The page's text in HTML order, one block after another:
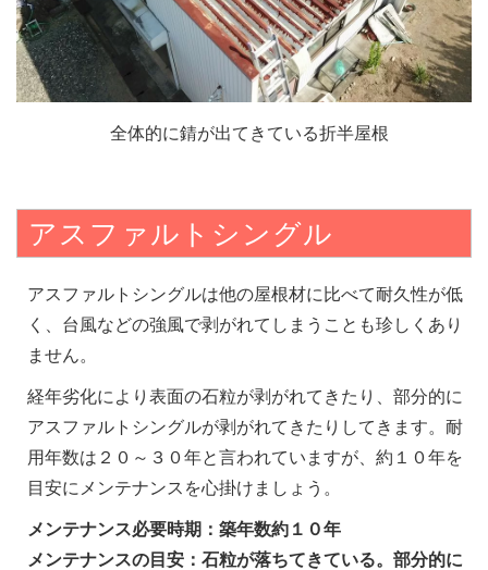
全体的に錆が出てきている折半屋根
アスファルトシングル
アスファルトシングルは他の屋根材に比べて耐久性が低
く、台風などの強風で剥がれてしまうことも珍しくあり
ません。
経年劣化により表面の石粒が剥がれてきたり、部分的に
アスファルトシングルが剥がれてきたりしてきます。耐
用年数は２０～３０年と言われていますが、約１０年を
目安にメンテナンスを心掛けましょう。
メンテナンス必要時期：築年数約１０年
メンテナンスの目安：石粒が落ちてきている。部分的に